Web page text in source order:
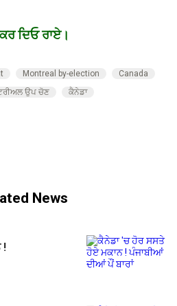
ਦਿਓ ਰਾਏ।
Montreal by-election
Canada
ਉਪ ਚੋਣ ਕੈਨੇਡਾ
News
!